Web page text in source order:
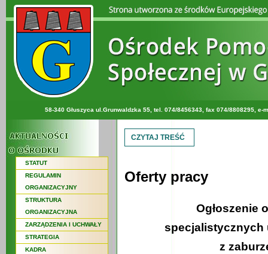
58-340 Głuszyca ul.Grunwaldzka 55, tel. 074/8456343, fax 074/8808295, e-
STATUT
REGULAMIN
ORGANIZACYJNY
STRUKTURA
ORGANIZACYJNA
ZARZĄDZENIA I UCHWAŁY
STRATEGIA
KADRA
CZYTAJ TREŚĆ
Oferty pracy
Ogłoszenie
specjalistycznych
z